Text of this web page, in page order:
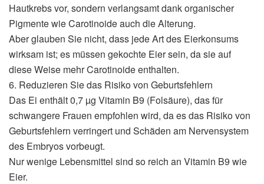
Hautkrebs vor, sondern verlangsamt dank organischer
Pigmente wie Carotinoide auch die Alterung.
Aber glauben Sie nicht, dass jede Art des Eierkonsums
wirksam ist; es müssen gekochte Eier sein, da sie auf
diese Weise mehr Carotinoide enthalten.
6. Reduzieren Sie das Risiko von Geburtsfehlern
Das Ei enthält 0,7 µg Vitamin B9 (Folsäure), das für
schwangere Frauen empfohlen wird, da es das Risiko von
Geburtsfehlern verringert und Schäden am Nervensystem
des Embryos vorbeugt.
Nur wenige Lebensmittel sind so reich an Vitamin B9 wie
Eier.